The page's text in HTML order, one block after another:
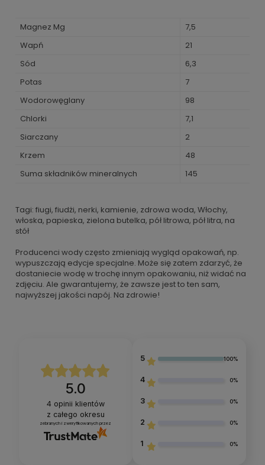
Magnez Mg
7,5
Wapń
21
Sód
6,3
Potas
7
Wodorowęglany
98
Chlorki
7,1
Siarczany
2
Krzem
48
Suma składników mineralnych
145
Tagi: fiugi, fiudżi, nerki, kamienie, zdrowa woda, Włochy,
włoska, papieska, zielona butelka, pół litrowa, pół litra, na
stół
Producenci wody często zmieniają wygląd opakowań, np.
wypuszczają edycje specjalne. Może się zatem zdarzyć, że
dostaniecie wodę w trochę innym opakowaniu, niż widać na
zdjęciu. Ale gwarantujemy, że zawsze jest to ten sam,
najwyższej jakości napój. Na zdrowie!
5.0
4opinii klientów
z całego okresu
zebranych i zweryfikowanych przez
5 100%
4 0%
3 0%
2 0%
1 0%